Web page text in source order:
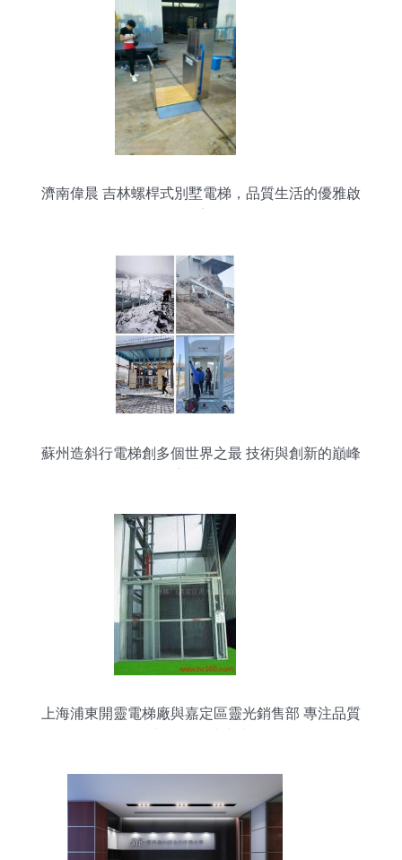
濟南偉晨 吉林螺桿式別墅電梯，品質生活的優雅啟
蘇州造斜行電梯創多個世界之最 技術與創新的巔峰
上海浦東開靈電梯廠與嘉定區靈光銷售部 專注品質